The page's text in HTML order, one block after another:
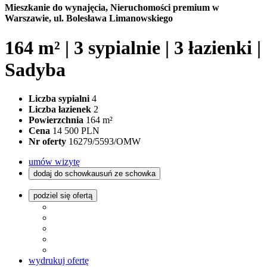
Mieszkanie do wynajęcia, Nieruchomości premium w
Warszawie, ul. Bolesława Limanowskiego
164 m² | 3 sypialnie | 3 łazienki |
Sadyba
Liczba sypialni 4
Liczba łazienek 2
Powierzchnia 164 m²
Cena 14 500 PLN
Nr oferty 16279/5593/OMW
umów wizytę
dodaj do schowkausuń ze schowka
podziel się ofertą
wydrukuj ofertę